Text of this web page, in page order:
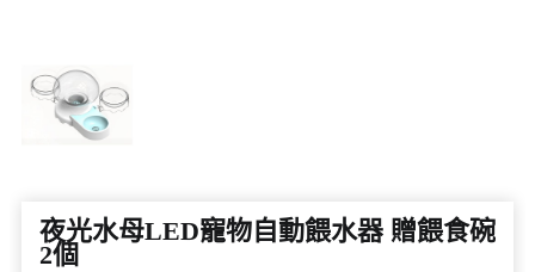
夜光水母LED寵物自動餵水器 贈餵食碗
2個